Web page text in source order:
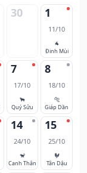
30 1
11/10
🐐
Đinh Mùi
7
17/10
🐂
Quý Sửu
8
18/10
🐅
Giáp Dần
14
24/10
🐒
Canh Thân
15
25/10
🐓
Tân Dậu